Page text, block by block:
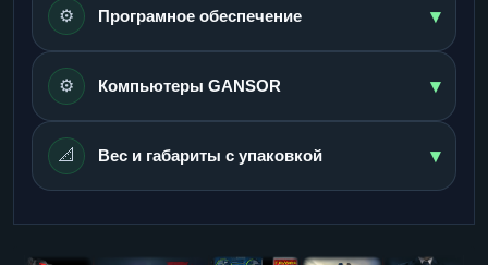
⚙️ Програмное обеспечение ▾
⚙️ Компьютеры GANSOR ▾
📐 Вес и габариты с упаковкой ▾